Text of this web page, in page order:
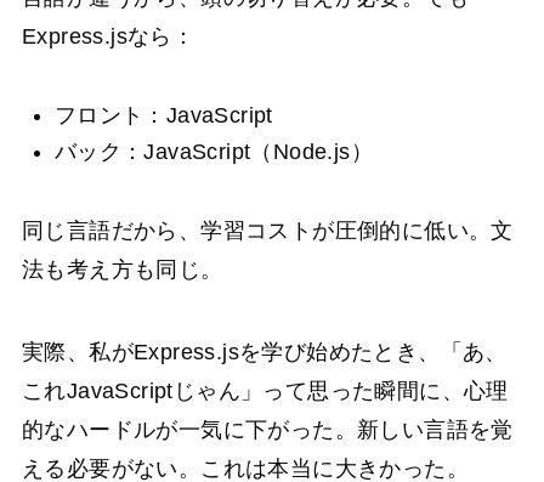
Express.jsなら：
フロント：JavaScript
バック：JavaScript（Node.js）
同じ言語だから、学習コストが圧倒的に低い。文
法も考え方も同じ。
実際、私がExpress.jsを学び始めたとき、「あ、
これJavaScriptじゃん」って思った瞬間に、心理
的なハードルが一気に下がった。新しい言語を覚
える必要がない。これは本当に大きかった。